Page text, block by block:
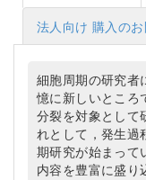
法人向け 購入の
細胞周期の研究者
憶に新しいところ
分裂を対象として
れとして，発生過
期研究が始まって
内容を豊富に盛り